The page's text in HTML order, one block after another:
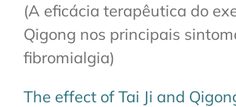
(A eficácia terapêutica do
Qigong nos principais
fibromialgia)
The effect of Tai Ji and